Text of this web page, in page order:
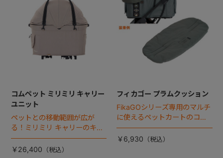
コムペット ミリミリ キャリー
ユニット
ペットとの移動範囲が広が
る！ミリミリ キャリーのキャ
リー部単品が登場！
￥26,400
フィカゴー プラムクッション
FikaGOシリーズ専用のマルチ
に使えるペットカートのコー
ナークッション登場。
￥6,930